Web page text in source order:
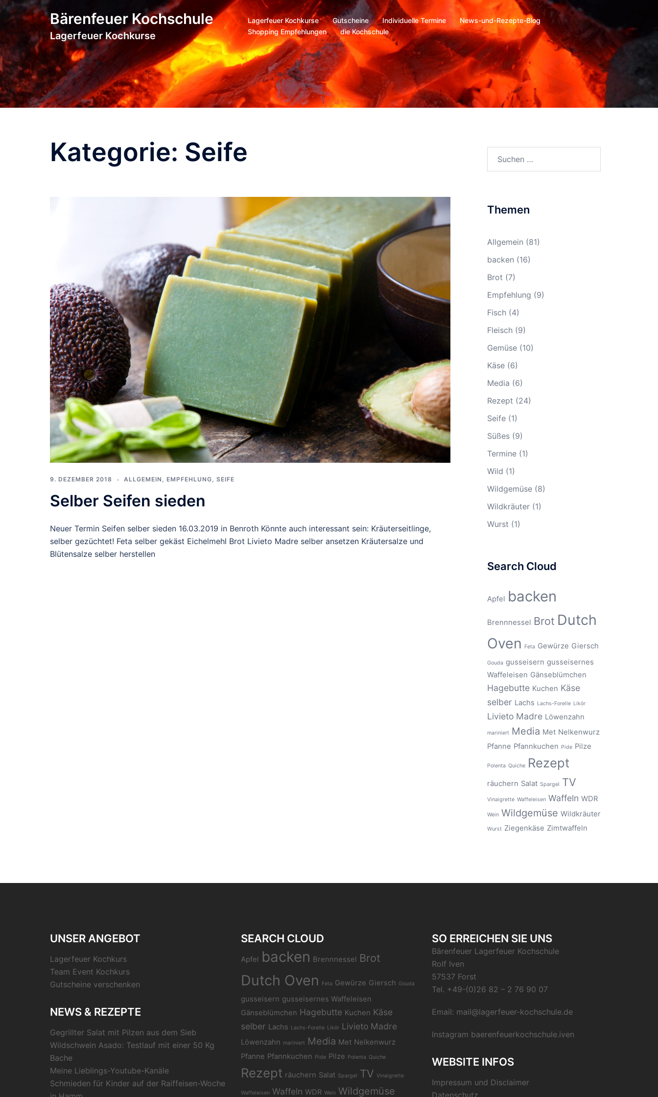
Zum
Inhalt
springen
Bärenfeuer Kochschule
Lagerfeuer Kochkurse
Lagerfeuer Kochkurse Gutscheine Individuelle Termine
News-und-Rezepte-Blog
Shopping Empfehlungen
die Kochschule
Kategorie: Seife
9. DEZEMBER 2018 ALLGEMEIN EMPFEHLUNG SEIFE
Selber Seifen sieden
Neuer Termin Seifen selber sieden 16.03.2019 in Benroth Könnte auch interessant sein: Kräuterseitlinge,
selber gezüchtet! Feta selber gekäst Eichelmehl Brot Livieto Madre selber ansetzen Kräutersalze und
Blütensalze selber herstellen
Themen
Allgemein (81)
backen (16)
Brot (7)
Empfehlung (9)
Fisch(4)
Fleisch(9)
Gemüse(10)
Käse(6)
Media (6)
Rezept (24)
Seife(1)
Süßes(9)
Termine(1)
Wild (1)
Wildgemüse(8)
Wildkräuter(1)
Wurst (1)
Search Cloud
Apfel backen
Brennnessel Brot Dutch
Oven
Feta Gewürze Giersch
Gouda gusseisern gusseisernes
Waffeleisen Gänseblümchen
Hagebutte Kuchen Käse
selber Lachs Lachs-Forelle Likör
Livieto Madre Löwenzahn
mariniert Media Met Nelkenwurz
Pfanne Pfannkuchen Pide Pilze
Polenta Quiche Rezept
räuchern Salat Spargel TV
Vinaigrette Waffeleisen Waffeln WDR
Wein Wildgemüse Wildkräuter
Wurst Ziegenkäse Zimtwaffeln
UNSER ANGEBOT
Lagerfeuer Kochkurs
Team Event Kochkurs
Gutscheine verschenken
NEWS & REZEPTE
Gegrillter Salat mit Pilzen aus dem Sieb
Wildschwein Asado: Testlauf mit einer 50 Kg
Bache
Meine Lieblings-Youtube-Kanäle
Schmieden für Kinder auf der Raiffeisen-Woche
SEARCH CLOUD
Apfel backen Brennnessel Brot
Dutch Oven Feta Gewürze Giersch Gouda
gusseisern gusseisernes Waffeleisen
Gänseblümchen Hagebutte Kuchen Käse
selber Lachs Lachs-Forelle Likör Livieto Madre
Löwenzahn mariniert Media Met Nelkenwurz
Pfanne Pfannkuchen Pide Pilze Polenta Quiche
Rezept räuchern Salat Spargel TV Vinaigrette
Waffeleisen Waffeln WDR Wein Wildgemüse
SO ERREICHEN SIE UNS
Bärenfeuer Lagerfeuer Kochschule
Rolf Iven
57537 Forst
Tel. +49-(0)26 82 – 2 76 90 07
Email: mail@lagerfeuer-kochschule.de
Instagram baerenfeuerkochschule.iven
WEBSITE INFOS
Impressum und Disclaimer
Datenschutz